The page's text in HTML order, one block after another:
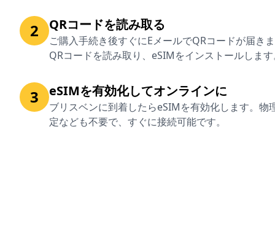
2 QRコードを読み取る
ご購入手続き後すぐにEメールでQRコードが届き
QRコードを読み取り、eSIMをインストールしま
3 eSIMを有効化してオンラインに
ブリスベンに到着したらeSIMを有効化します。物
定なども不要で、すぐに接続可能です。